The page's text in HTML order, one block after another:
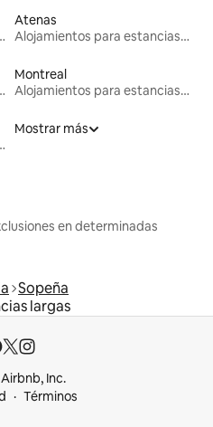
largas
Atenas
Alojamientos para estancias largas
largas
Montreal
Alojamientos para estancias largas
largas
Mostrar más
en determinadas
Sopeña
largas
Inc.
Términos